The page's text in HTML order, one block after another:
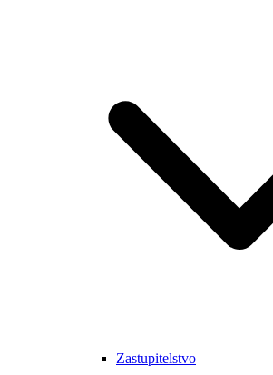
Zastupitelstvo